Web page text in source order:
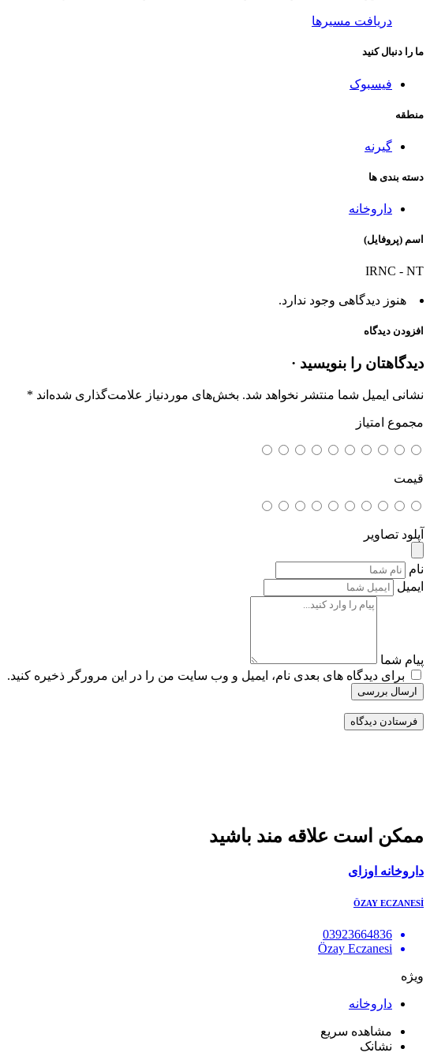
دریافت مسیرها
ما را دنبال کنید
فیسبوک
منطقه
گیرنه
دسته بندی ها
داروخانه
اسم (پروفایل)
IRNC - NT
هنوز دیدگاهی وجود ندارد.
افزودن دیدگاه
دیدگاهتان را بنویسید ·
نشانی ایمیل شما منتشر نخواهد شد. بخش‌های موردنیاز علامت‌گذاری شده‌اند *
مجموع امتیاز
قیمت
آپلود تصاویر
نام
ایمیل
پیام شما
برای دیدگاه های بعدی نام، ایمیل و وب سایت من را در این مرورگر ذخیره کنید.
ارسال بررسی
ممکن است علاقه مند باشید
داروخانه اوزای
ÖZAY ECZANESİ
03923664836
Özay Eczanesi
ویژه
داروخانه
مشاهده سریع
نشانک